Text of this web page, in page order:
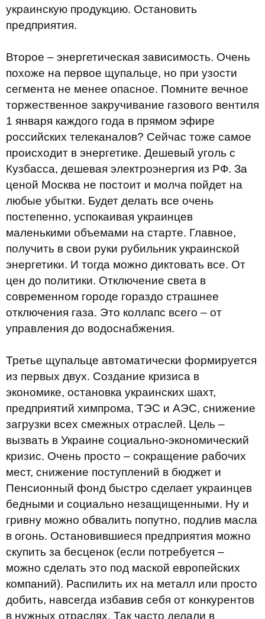
украинскую продукцию. Остановить
предприятия.
Второе – энергетическая зависимость. Очень
похоже на первое щупальце, но при узости
сегмента не менее опасное. Помните вечное
торжественное закручивание газового вентиля
1 января каждого года в прямом эфире
российских телеканалов? Сейчас тоже самое
происходит в энергетике. Дешевый уголь с
Кузбасса, дешевая электроэнергия из РФ. За
ценой Москва не постоит и молча пойдет на
любые убытки. Будет делать все очень
постепенно, успокаивая украинцев
маленькими объемами на старте. Главное,
получить в свои руки рубильник украинской
энергетики. И тогда можно диктовать все. От
цен до политики. Отключение света в
современном городе гораздо страшнее
отключения газа. Это коллапс всего – от
управления до водоснабжения.
Третье щупальце автоматически формируется
из первых двух. Создание кризиса в
экономике, остановка украинских шахт,
предприятий химпрома, ТЭС и АЭС, снижение
загрузки всех смежных отраслей. Цель –
вызвать в Украине социально-экономический
кризис. Очень просто – сокращение рабочих
мест, снижение поступлений в бюджет и
Пенсионный фонд быстро сделает украинцев
бедными и социально незащищенными. Ну и
гривну можно обвалить попутно, подлив масла
в огонь. Остановившиеся предприятия можно
скупить за бесценок (если потребуется –
можно сделать это под маской европейских
компаний). Распилить их на металл или просто
добить, навсегда избавив себя от конкурентов
в нужных отраслях. Так часто делали в